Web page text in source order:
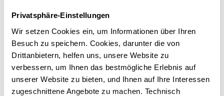
Privatsphäre-Einstellungen
Wir setzen Cookies ein, um Informationen über Ihren
Besuch zu speichern. Cookies, darunter die von
Drittanbietern, helfen uns, unsere Website zu
verbessern, um Ihnen das bestmögliche Erlebnis auf
unserer Website zu bieten, und Ihnen auf Ihre Interessen
zugeschnittene Angebote zu machen. Technisch
Inhalte angezeigt werden. Damit können
übermittelt werden. Mehr dazu in unserer
Datenschutzerklärung.
Seite teilen